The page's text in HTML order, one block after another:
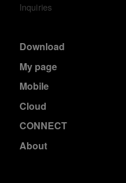
Inquiries
Download
My page
Mobile
Cloud
CONNECT
About